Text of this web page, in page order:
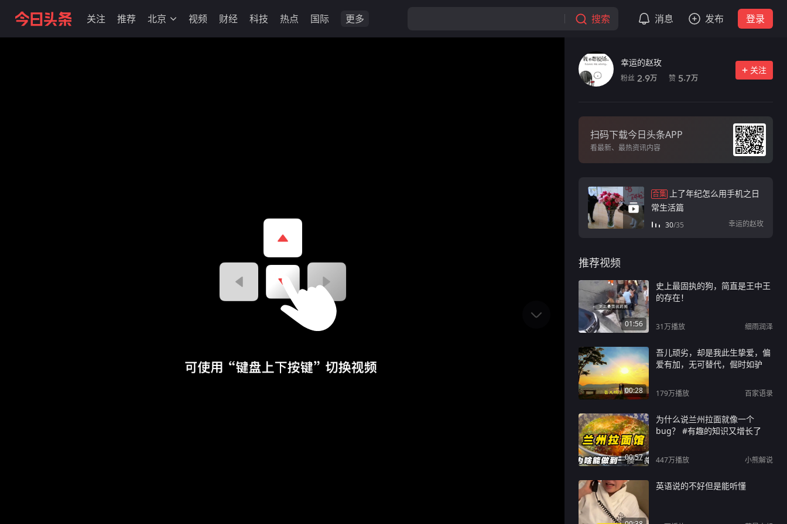
关注 推荐 北京 视频 财经 科技 热点 国际 更多 搜索 消息 发布 登录
幸运的赵玫
粉丝 2.9万 赞 5.7万
关注
扫码下载今日头条APP
看最新、最热资讯内容
合集
上了年纪怎么用手机之日
常生活篇
30/35 幸运的赵玫
推荐视频
01:56
史上最固执的狗，简直是王中王
的存在！
31万播放 细雨润泽
00:28
吾儿顽劣，却是我此生挚爱，偏
爱有加，无可替代，倔时如驴
179万播放 百家语录
00:57
为什么说兰州拉面就像一个
bug？ #有趣的知识又增长了
447万播放 小熊解说
英语说的不好但是能听懂